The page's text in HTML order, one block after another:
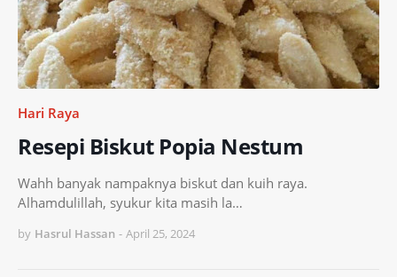
Hari Raya
Resepi Biskut Popia Nestum
Wahh banyak nampaknya biskut dan kuih raya.
Alhamdulillah, syukur kita masih la…
by Hasrul Hassan - April 25, 2024